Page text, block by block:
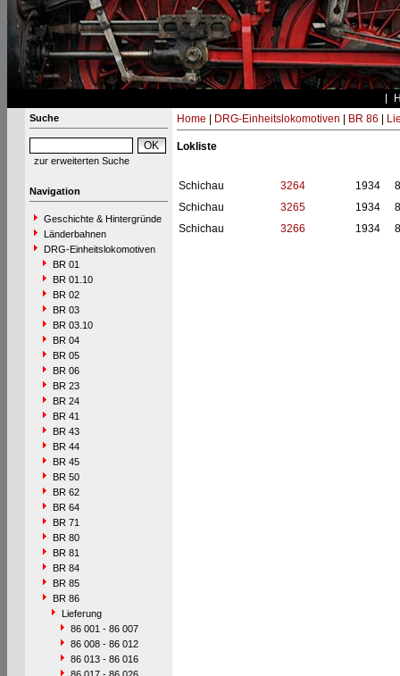
Suche
zur erweiterten Suche
Navigation
Geschichte & Hintergründe
Länderbahnen
DRG-Einheitslokomotiven
BR 01
BR 01.10
BR 02
BR 03
BR 03.10
BR 04
BR 05
BR 06
BR 23
BR 24
BR 41
BR 43
BR 44
BR 45
BR 50
BR 62
BR 64
BR 71
BR 80
BR 81
BR 84
BR 85
BR 86
Lieferung
86 001 - 86 007
86 008 - 86 012
86 013 - 86 016
Home DRG-Einheitslokomotiven BR 86
Lokliste
Schichau 3264 1934
Schichau
3265 1934
Schichau
3266 1934